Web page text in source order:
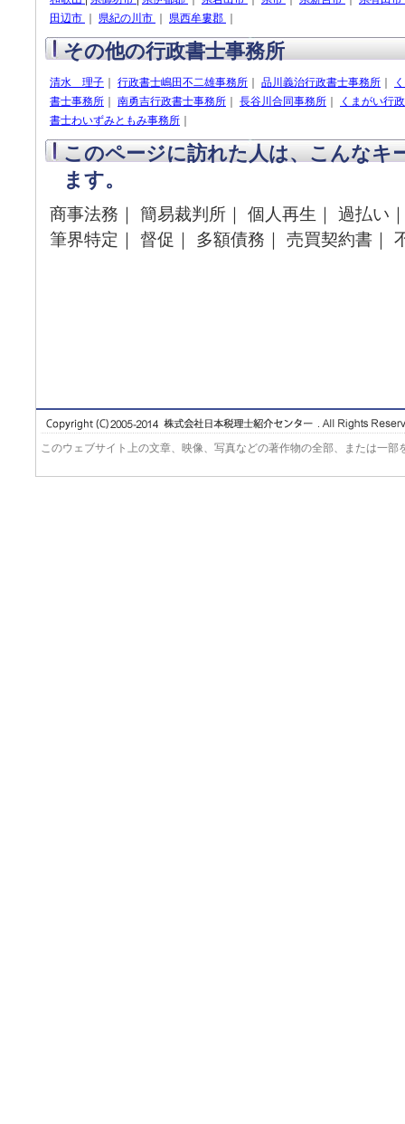
田辺市
県紀の川市 県西牟婁郡
その他の行政書士事務所
清水 理子 行政書士嶋田不二雄事務所 品川義治行政書士事務所
書士事務所
南勇吉行政書士事務所 長谷川合同事務所
くまがい行
書士わいずみともみ事務所
このページに訪れた人は、こんなキ
ます。
商事法務｜ 簡易裁判所｜ 個人再生｜ 過払い
筆界特定｜ 督促｜ 多額債務｜ 売買契約書｜
このウェブサイト上の文章、映像、写真などの著作物の全部、または一